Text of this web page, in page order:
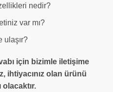
nedir?
var mı?
ulaşır?
için bizimle iletişime
ihtiyacınız olan ürünü
olacaktır.